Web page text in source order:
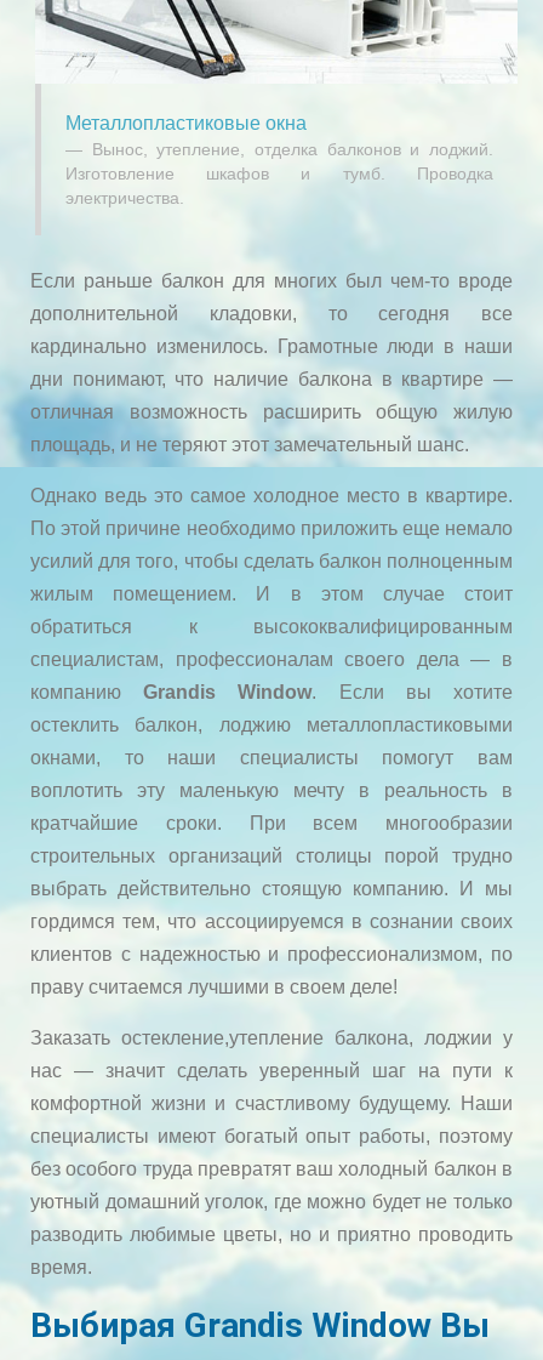
Металлопластиковые окна
Вынос, утепление, отделка балконов и лоджий.
Изготовление шкафов и тумб. Проводка
электричества.
Если раньше балкон для многих был чем-то вроде
дополнительной кладовки, то сегодня все
кардинально изменилось. Грамотные люди в наши
дни понимают, что наличие балкона в квартире —
отличная возможность расширить общую жилую
площадь, и не теряют этот замечательный шанс.
Однако ведь это самое холодное место в квартире.
По этой причине необходимо приложить еще немало
усилий для того, чтобы сделать балкон полноценным
жилым помещением. И в этом случае стоит
обратиться к высококвалифицированным
специалистам, профессионалам своего дела — в
компаниюGrandis Window. Если вы хотите
остеклить балкон, лоджию металлопластиковыми
окнами, то наши специалисты помогут вам
воплотить эту маленькую мечту в реальность в
кратчайшие сроки. При всем многообразии
строительных организаций столицы порой трудно
выбрать действительно стоящую компанию. И мы
гордимся тем, что ассоциируемся в сознании своих
клиентов с надежностью и профессионализмом, по
праву считаемся лучшими в своем деле!
Заказать остекление,утепление балкона, лоджии у
нас — значит сделать уверенный шаг на пути к
комфортной жизни и счастливому будущему. Наши
специалисты имеют богатый опыт работы, поэтому
без особого труда превратят ваш холодный балкон в
уютный домашний уголок, где можно будет не только
разводить любимые цветы, но и приятно проводить
время.
ВыбираяGrandis WindowВы